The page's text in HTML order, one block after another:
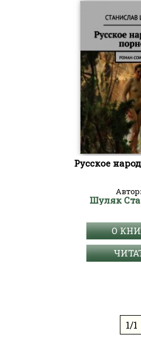
Русское
Шуляк
О
1/1